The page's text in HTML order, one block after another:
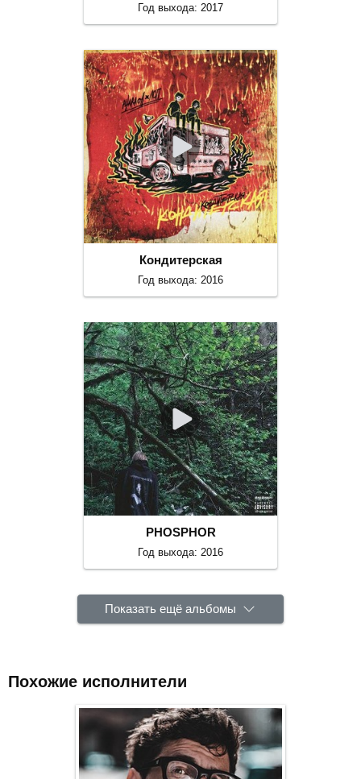
Год выхода: 2017
Кондитерская
Год выхода: 2016
PHOSPHOR
Год выхода: 2016
Показать ещё альбомы
Похожие исполнители